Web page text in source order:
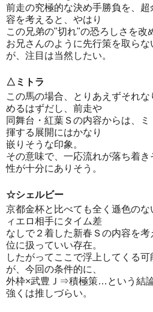
前走の究極的な決め手勝負を、
容を考えると、やはり
この兄弟の"切れ"の恐ろしさを改
お兄さんのように先行策を取ら
が、注目は当然したい。
△ミトラ
この馬の場合、とりあえずそれ
めるはずだし、前走や
同舞台・紅葉Ｓの内容からは、
揮する展開にはかなり
嵌りそうな印象。
その意味で、一応流れが落ち着
性が十分にありそう。
☆シェルビー
京都金杯と比べても全く遜色の
ィエロ相手にタイム差
なしで２着した新春Ｓの内容を
位に扱っていい存在。
したがってここで浮上してくる
が、今回の条件的に、
外枠×武豊Ｊ⇒積極策…という結
強くは推しづらい。